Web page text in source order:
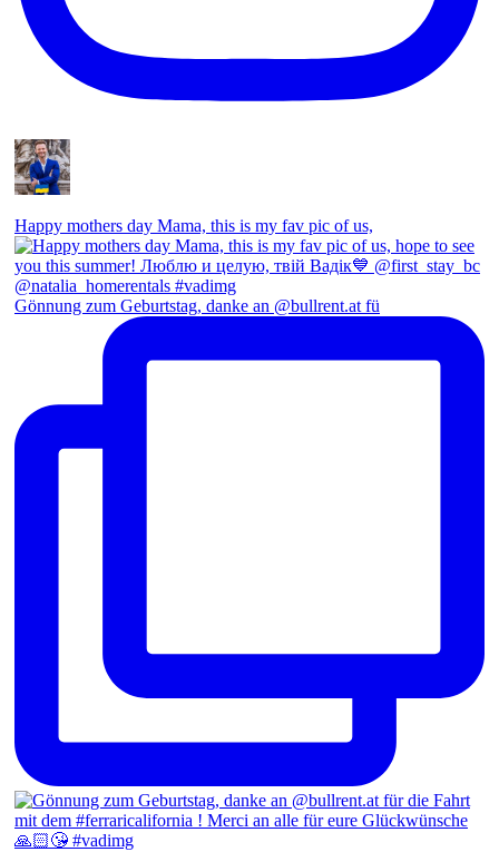
Happy mothers day Mama, this is my fav pic of us,
Gönnung zum Geburtstag, danke an @bullrent.at fü